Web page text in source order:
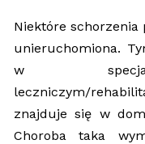
Niektóre schorzenia
unieruchomiona.
w
leczniczym/
znajduje się w
Choroba taka